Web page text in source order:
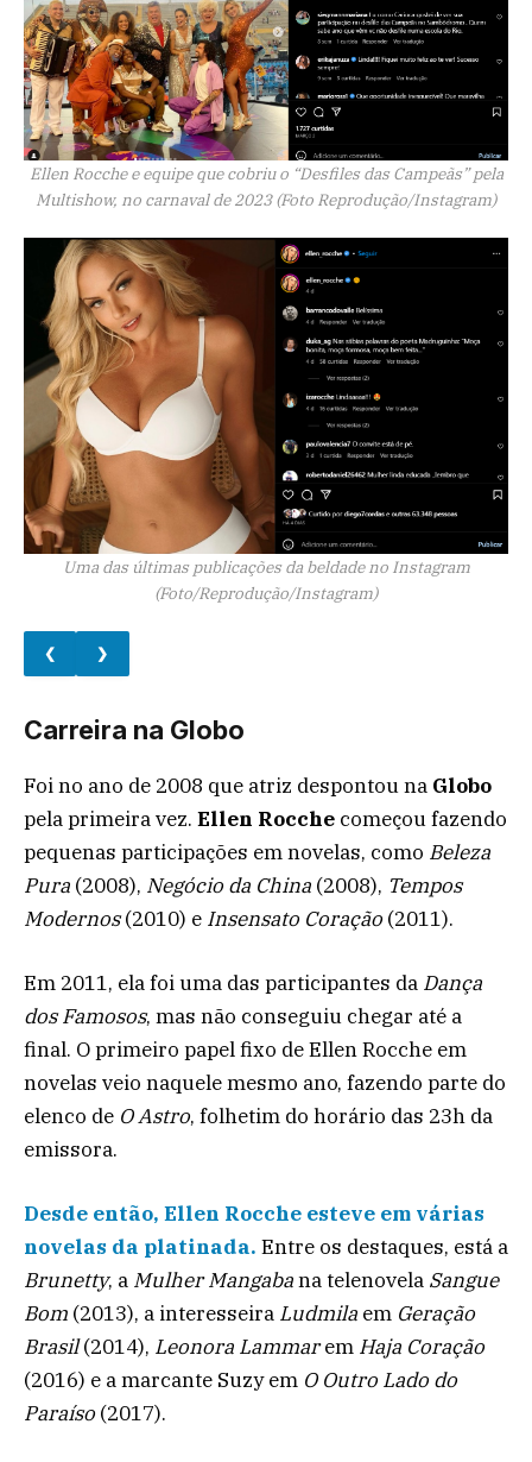
Ellen Rocche e equipe que cobriu o “Desfiles das Campeãs” pela
Multishow, no carnaval de 2023 (Foto Reprodução/Instagram)
Uma das últimas publicações da beldade no Instagram
(Foto/Reprodução/Instagram)
❮ ❯
Carreira na Globo
Foi no ano de 2008 que atriz despontou na Globo
pela primeira vez. Ellen Rocche começou fazendo
pequenas participações em novelas, como Beleza
Pura (2008), Negócio da China (2008), Tempos
Modernos(2010) e Insensato Coração (2011).
Em 2011, ela foi uma das participantes da Dança
dos Famosos, mas não conseguiu chegar até a
final. O primeiro papel fixo de Ellen Rocche em
novelas veio naquele mesmo ano, fazendo parte do
elenco de O Astro, folhetim do horário das 23h da
emissora.
Desde então, Ellen Rocche esteve em várias
novelas da platinada. Entre os destaques, está a
Brunetty, a Mulher Mangabana telenovela Sangue
Bom (2013), a interesseira Ludmila em Geração
Brasil(2014), Leonora Lammarem Haja Coração
(2016) e a marcante Suzy em O Outro Lado do
Paraíso (2017).